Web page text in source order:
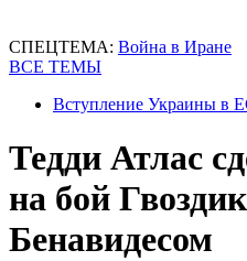
СПЕЦТЕМА: Война в Иране
ВСЕ ТЕМЫ
Вступление Украины в
Тедди Атлас
на бой
Бенавидесом